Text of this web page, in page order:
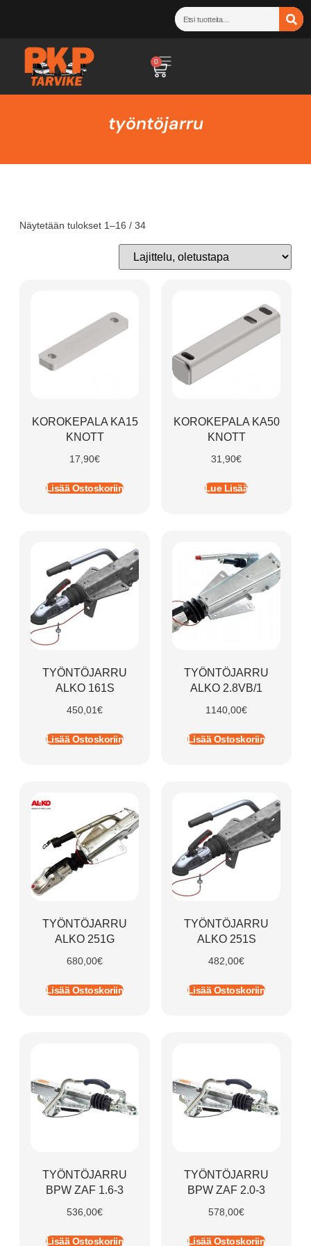
0
työntöjarru
Näytetään tulokset 1–16 / 34
KOROKEPALA KA15
KNOTT
17,90€
Lisää Ostoskoriin
KOROKEPALA KA50
KNOTT
31,90€
Lue Lisää
TYÖNTÖJARRU
ALKO 161S
450,01€
Lisää Ostoskoriin
TYÖNTÖJARRU
ALKO 2.8VB/1
1140,00€
Lisää Ostoskoriin
TYÖNTÖJARRU
ALKO 251G
680,00€
Lisää Ostoskoriin
TYÖNTÖJARRU
ALKO 251S
482,00€
Lisää Ostoskoriin
TYÖNTÖJARRU
BPW ZAF 1.6-3
536,00€
Lisää Ostoskoriin
TYÖNTÖJARRU
BPW ZAF 2.0-3
578,00€
Lisää Ostoskoriin